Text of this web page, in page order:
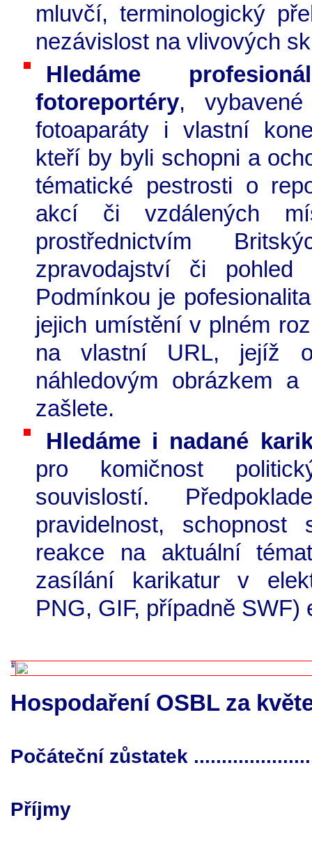
mluvčí, terminologický
nezávislost na vlivových
Hledáme
fotoreportéry,
fotoaparáty i vlastní
kteří by byli schopni a
tématické pestrosti o
akcí či vzdálených
prostřednictvím
zpravodajství či
Podmínkou je
jejich umístění v plném
na vlastní URL, jejíž
náhledovým obrázkem a
zašlete.
Hledáme i nadané
pro komičnost
souvislostí.
pravidelnost, schopnost
reakce na aktuální
zasílání karikatur v
PNG, GIF, případně SWF)
Hospodaření OSBL za
Počáteční zůstatek
Příjmy